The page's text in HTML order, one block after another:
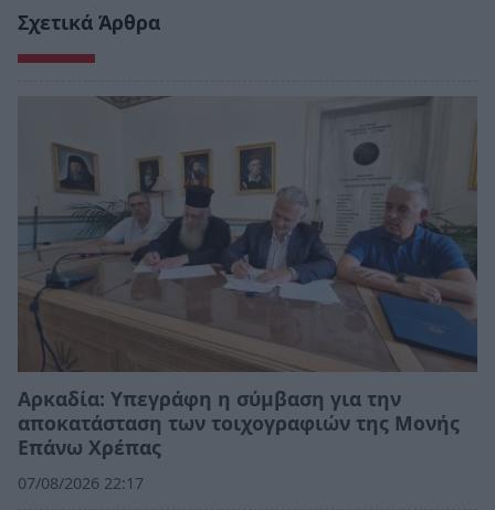
Σχετικά Άρθρα
Αρκαδία: Υπεγράφη η σύμβαση για την
αποκατάσταση των τοιχογραφιών της Μονής
Επάνω Χρέπας
07/08/2026 22:17